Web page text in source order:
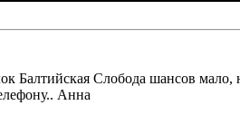
Слобода шансов мало,
Анна